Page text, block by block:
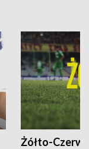
Żółto-